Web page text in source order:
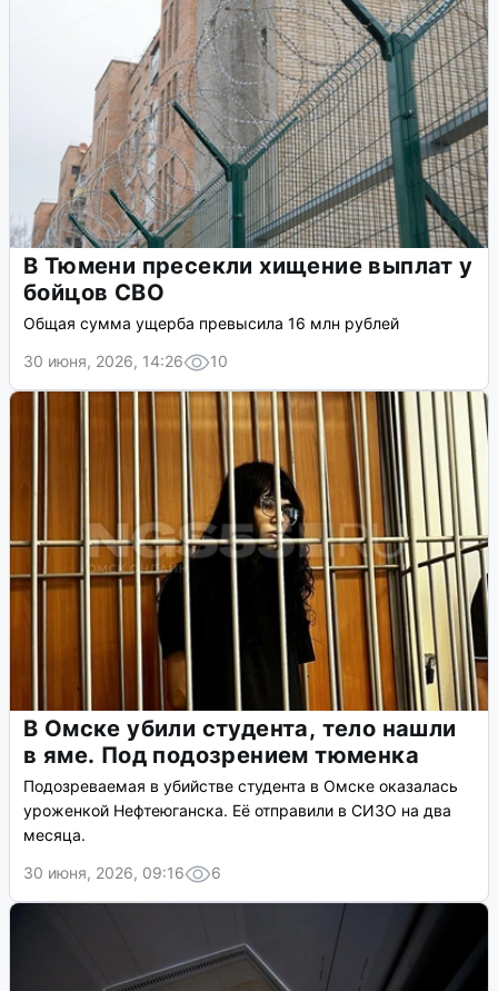
В Тюмени пресекли хищение выплат у
бойцов СВО
Общая сумма ущерба превысила 16 млн рублей
30 июня, 2026, 14:26
10
В Омске убили студента, тело нашли
в яме. Под подозрением тюменка
Подозреваемая в убийстве студента в Омске оказалась
уроженкой Нефтеюганска. Её отправили в СИЗО на два
месяца.
30 июня, 2026, 09:16
6